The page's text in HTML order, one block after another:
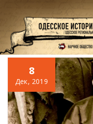
содержимому
8
Дек, 2019